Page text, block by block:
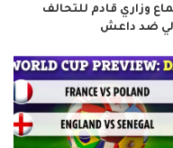
وزاري قادم للتحالف
ضد داعش